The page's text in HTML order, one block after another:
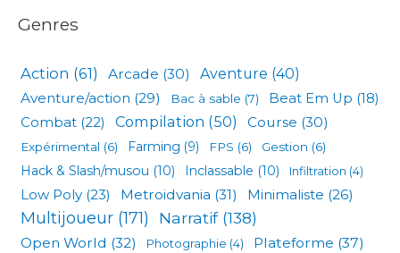
Genres
Action (61) Arcade (30) Aventure (40)
Aventure/action (29) Bac à sable (7) Beat Em Up (18)
Combat (22) Compilation (50) Course (30)
Expérimental (6) Farming (9) FPS (6) Gestion (6)
Hack & Slash/musou (10) Inclassable (10) Infiltration (4)
Low Poly (23) Metroidvania (31) Minimaliste (26)
Multijoueur (171) Narratif(138)
Open World (32) Photographie (4) Plateforme (37)